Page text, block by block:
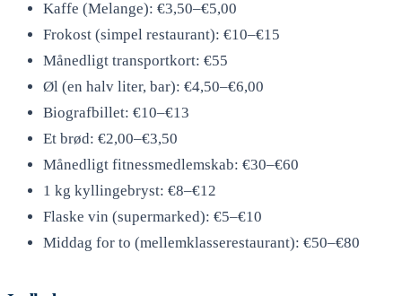
Kaffe (Melange): €3,50–€5,00
Frokost (simpel restaurant): €10–€15
Månedligt transportkort: €55
Øl (en halv liter, bar): €4,50–€6,00
Biografbillet: €10–€13
Et brød: €2,00–€3,50
Månedligt fitnessmedlemskab: €30–€60
1 kg kyllingebryst: €8–€12
Flaske vin (supermarked): €5–€10
Middag for to (mellemklasserestaurant): €50–€80